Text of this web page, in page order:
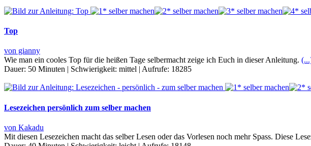
Top
von gianny
Wie man ein cooles Top für die heißen Tage selbermacht zeige ich Euch in dieser Anleitung.
Dauer: 50 Minuten Schwierigkeit: mittel Aufrufe: 18285
Lesezeichen persönlich zum selber machen
von Kakadu
Mit diesen Lesezeichen macht das selber Lesen oder das Vorlesen noch mehr Spass. Diese